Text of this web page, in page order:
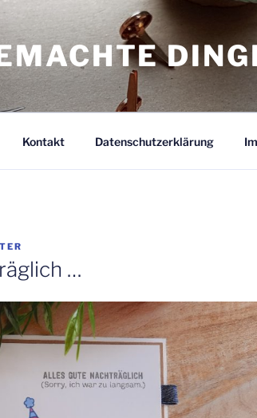
Kontakt Datenschutzerklärung
…